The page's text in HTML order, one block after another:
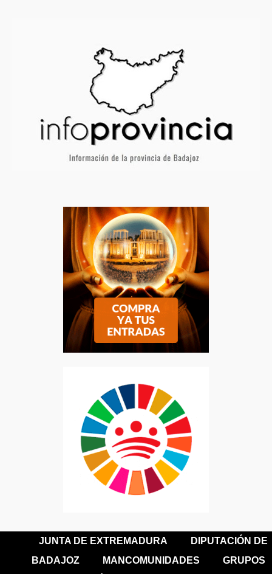
JUNTA DE EXTREMADURA
DIPUTACIÓN DE
BADAJOZ
MANCOMUNIDADES
GRUPOS